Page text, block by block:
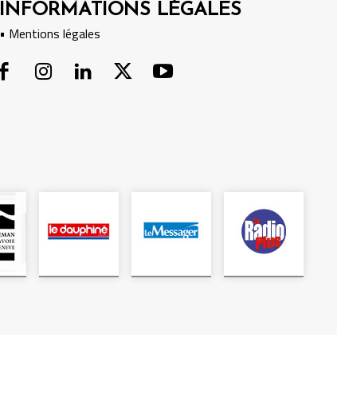
INFORMATIONS LÉGALES
• Mentions légales